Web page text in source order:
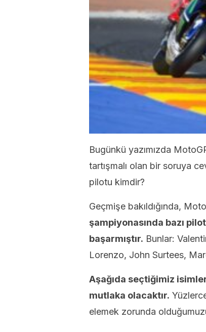
Bugünkü yazımızda
tartışmalı olan bir soruya
pilotu kimdir?
Geçmişe bakıldığında,
şampiyonasında bazı
başarmıştır. Bunlar:
Lorenzo, John Surtees,
Aşağıda seçtiğimiz
mutlaka olacaktır.
elemek zorunda